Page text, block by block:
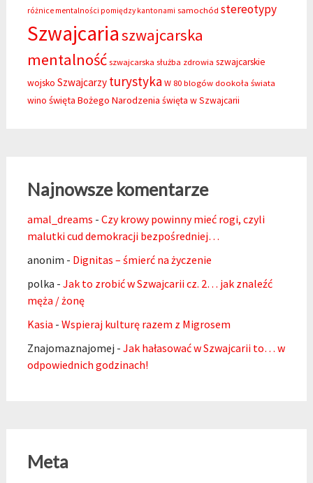
różnice mentalności pomiędzy kantonami samochód stereotypy
Szwajcariaszwajcarska
mentalność szwajcarska służba zdrowia szwajcarskie
wojsko Szwajcarzy turystyka W 80 blogów dookoła świata
wino święta Bożego Narodzenia święta w Szwajcarii
Najnowsze komentarze
amal_dreams - Czy krowy powinny mieć rogi, czyli
malutki cud demokracji bezpośredniej…
anonim - Dignitas – śmierć na życzenie
polka - Jak to zrobić w Szwajcarii cz. 2… jak znaleźć
męża / żonę
Kasia - Wspieraj kulturę razem z Migrosem
Znajomaznajomej - Jak hałasować w Szwajcarii to… w
odpowiednich godzinach!
Meta